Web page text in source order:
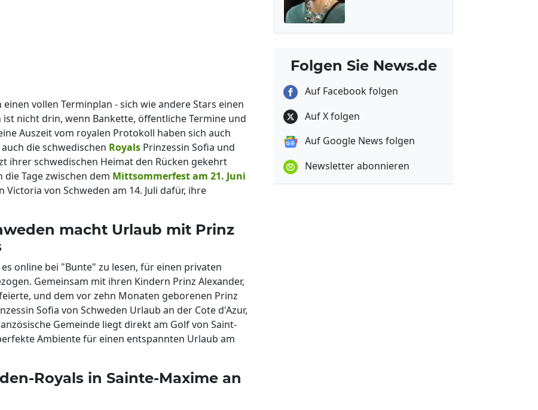
vollen Terminplan - sich wie andere Stars einen
nicht drin, wenn Bankette, öffentliche Termine und
Auszeit vom royalen Protokoll haben sich auch
die schwedischen Royals Prinzessin Sofia und
ihrer schwedischen Heimat den Rücken gekehrt
Tage zwischen dem Mittsommerfest am 21. Juni
von Schweden am 14. Juli dafür, ihre
macht Urlaub mit Prinz
online bei "Bunte" zu lesen, für einen privaten
Gemeinsam mit ihren Kindern Prinz Alexander,
und dem vor zehn Monaten geborenen Prinz
Sofia von Schweden Urlaub an der Cote d'Azur,
Gemeinde liegt direkt am Golf von Saint-
Ambiente für einen entspannten Urlaub am
Royals in Sainte-Maxime an
Folgen Sie News.de
Auf Facebook folgen
Auf X folgen
Auf Google News folgen
Newsletter abonnieren